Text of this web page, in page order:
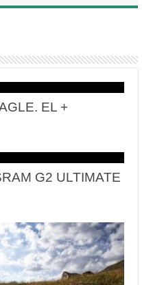
EL +
G2 ULTIMATE